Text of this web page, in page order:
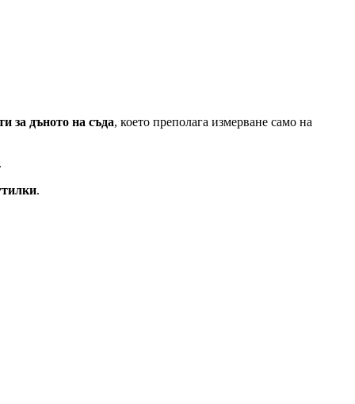
за дъното на съда, което преполага измерване само на
.